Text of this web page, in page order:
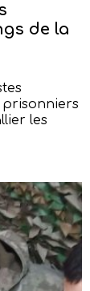
de la
les